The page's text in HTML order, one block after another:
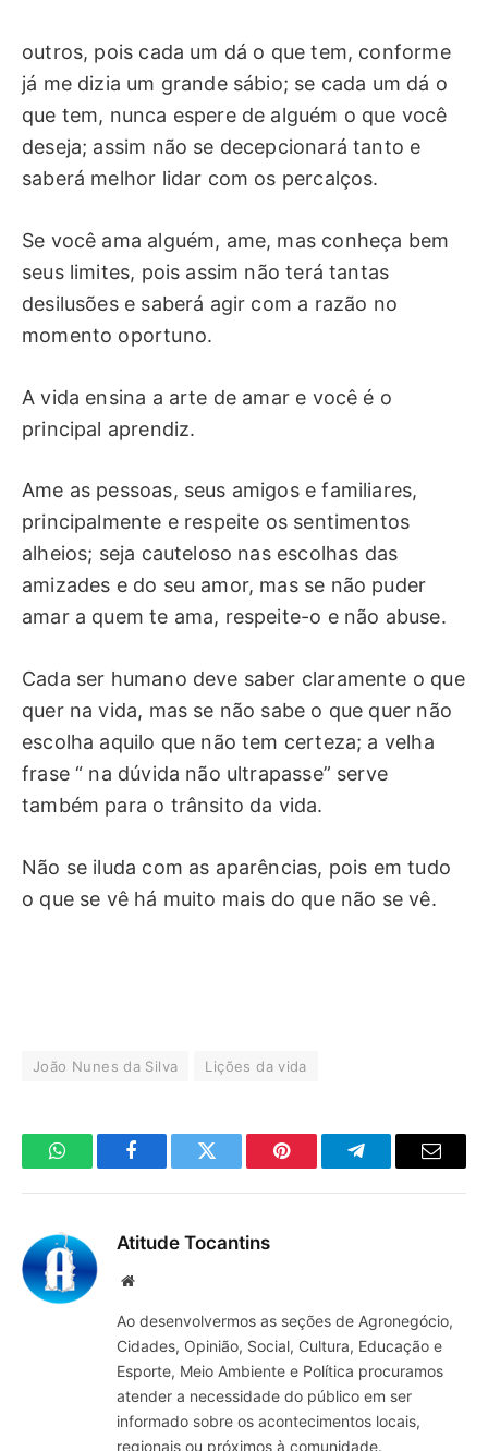
outros, pois cada um dá o que tem, conforme
já me dizia um grande sábio; se cada um dá o
que tem, nunca espere de alguém o que você
deseja; assim não se decepcionará tanto e
saberá melhor lidar com os percalços.
Se você ama alguém, ame, mas conheça bem
seus limites, pois assim não terá tantas
desilusões e saberá agir com a razão no
momento oportuno.
A vida ensina a arte de amar e você é o
principal aprendiz.
Ame as pessoas, seus amigos e familiares,
principalmente e respeite os sentimentos
alheios; seja cauteloso nas escolhas das
amizades e do seu amor, mas se não puder
amar a quem te ama, respeite-o e não abuse.
Cada ser humano deve saber claramente o que
quer na vida, mas se não sabe o que quer não
escolha aquilo que não tem certeza; a velha
frase “ na dúvida não ultrapasse” serve
também para o trânsito da vida.
Não se iluda com as aparências, pois em tudo
o que se vê há muito mais do que não se vê.
João Nunes da Silva Lições da vida
WhatsAppFacebookTwitter Pinterest TelegramaE-
Atitude Tocantins
Site
Ao desenvolvermos as seções de Agronegócio,
Cidades, Opinião, Social, Cultura, Educação e
Esporte, Meio Ambiente e Política procuramos
atender a necessidade do público em ser
informado sobre os acontecimentos locais,
regionais ou próximos à comunidade.